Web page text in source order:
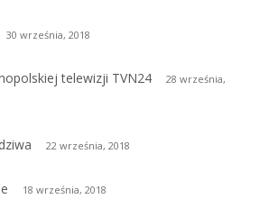
30 września, 2018
telewizji TVN24
28 września,
22 września, 2018
18 września, 2018